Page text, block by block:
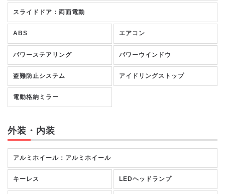
スライドドア：両面電動
ABS エアコン
パワーステアリング パワーウインドウ
盗難防止システム アイドリングストップ
電動格納ミラー
外装・内装
アルミホイール：アルミホイール
キーレス LEDヘッドランプ